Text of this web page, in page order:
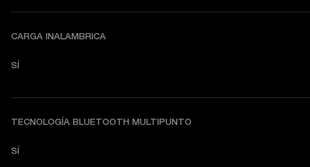
CARGA INALAMBRICA
SÍ
TECNOLOGÍA BLUETOOTH MULTIPUNTO
SÍ